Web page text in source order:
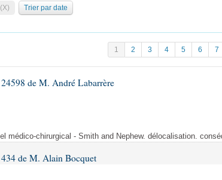
Trier par date
1 2 3 4 5 6 7
de M. André Labarrère
médico-chirurgical - Smith and Nephew. délocalisation.
de M. Alain Bocquet